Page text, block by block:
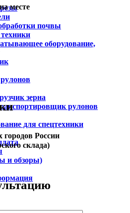
почвы
оборудование,
зерна
рулонов
для спецтехники
и обзоры)
месте
городов России
склада)